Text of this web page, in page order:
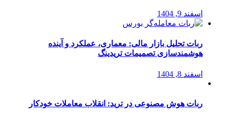
اسفند 9, 1404
ربات تحلیل بازار مالی: معماری، عملکرد و آینده
هوشمندسازی تصمیمات تریدینگ
اسفند 8, 1404
ربات هوش مصنوعی در ترید: انقلاب معاملات خودکار